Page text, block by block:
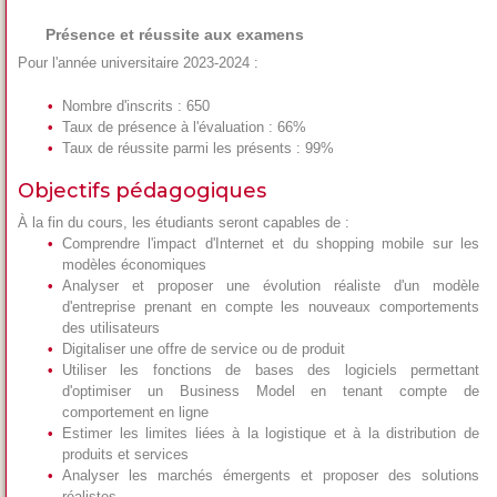
Présence et réussite aux examens
Pour l'année universitaire 2023-2024 :
Nombre d'inscrits : 650
Taux de présence à l'évaluation : 66%
Taux de réussite parmi les présents : 99%
Objectifs pédagogiques
À la fin du cours, les étudiants seront capables de :
Comprendre l'impact d'Internet et du shopping mobile sur les
modèles économiques
Analyser et proposer une évolution réaliste d'un modèle
d'entreprise prenant en compte les nouveaux comportements
des utilisateurs
Digitaliser une offre de service ou de produit
Utiliser les fonctions de bases des logiciels permettant
d'optimiser un Business Model en tenant compte de
comportement en ligne
Estimer les limites liées à la logistique et à la distribution de
produits et services
Analyser les marchés émergents et proposer des solutions